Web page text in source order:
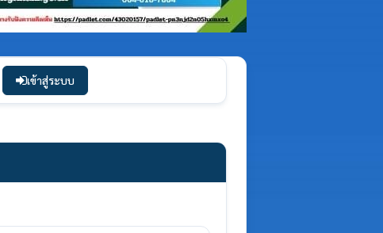
เข้าสู่ระบบ